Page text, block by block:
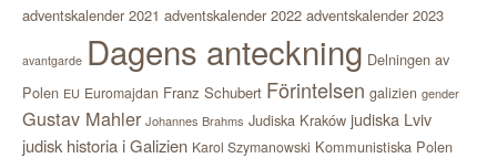
adventskalender 2021 adventskalender 2022 adventskalender 2023
avantgarde Dagens anteckning Delningen av
Polen EU Euromajdan Franz Schubert Förintelsen galizien gender
Gustav Mahler Johannes Brahms Judiska Kraków judiska Lviv
judisk historia i Galizien Karol Szymanowski Kommunistiska Polen